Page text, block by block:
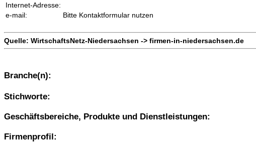
Internet-Adresse:
e-mail:
Bitte Kontaktformular nutzen
Quelle: WirtschaftsNetz-Niedersachsen -> firmen-in-niedersachsen.de
Branche(n):
Stichworte:
Geschäftsbereiche, Produkte und Dienstleistungen:
Firmenprofil: